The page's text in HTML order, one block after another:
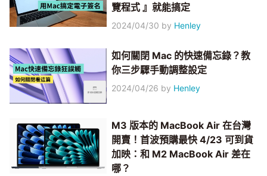
覽程式 』就能搞定
2024/04/30 by Henley
如何關閉 Mac 的快速備忘錄？教
你三步驟手動調整設定
2024/04/26 by Henley
M3 版本的 MacBook Air 在台灣
開賣！首波預購最快 4/23 可到貨
加映：和 M2 MacBook Air 差在
哪？